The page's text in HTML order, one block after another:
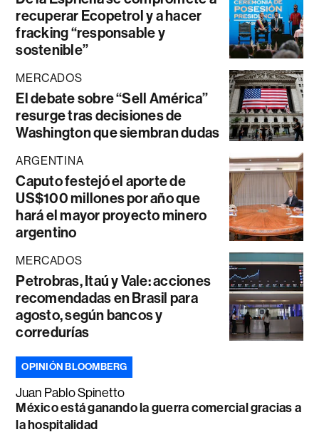
recuperar Ecopetrol y a hacer
fracking “responsable y
sostenible”
MERCADOS
El debate sobre “Sell América”
resurge tras decisiones de
Washington que siembran dudas
ARGENTINA
Caputo festejó el aporte de
US$100 millones por año que
hará el mayor proyecto minero
argentino
MERCADOS
Petrobras, Itaú y Vale: acciones
recomendadas en Brasil para
agosto, según bancos y
corredurías
OPINIÓN BLOOMBERG
Juan Pablo Spinetto
México está ganando la guerra comercial gracias a
la hospitalidad